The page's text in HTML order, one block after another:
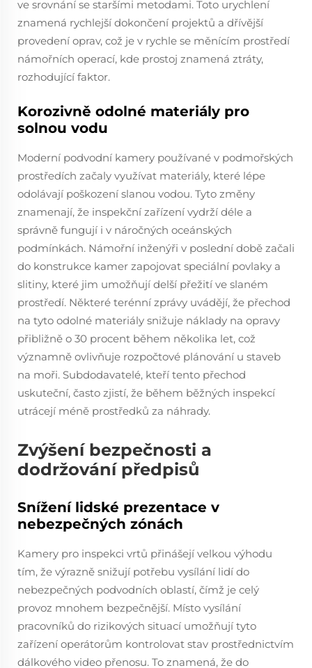
ve srovnání se staršími metodami. Toto urychlení
znamená rychlejší dokončení projektů a dřívější
provedení oprav, což je v rychle se měnícím prostředí
námořních operací, kde prostoj znamená ztráty,
rozhodující faktor.
Korozivně odolné materiály pro
solnou vodu
Moderní podvodní kamery používané v podmořských
prostředích začaly využívat materiály, které lépe
odolávají poškození slanou vodou. Tyto změny
znamenají, že inspekční zařízení vydrží déle a
správně fungují i v náročných oceánských
podmínkách. Námořní inženýři v poslední době začali
do konstrukce kamer zapojovat speciální povlaky a
slitiny, které jim umožňují delší přežití ve slaném
prostředí. Některé terénní zprávy uvádějí, že přechod
na tyto odolné materiály snižuje náklady na opravy
přibližně o 30 procent během několika let, což
významně ovlivňuje rozpočtové plánování u staveb
na moři. Subdodavatelé, kteří tento přechod
uskuteční, často zjistí, že během běžných inspekcí
utrácejí méně prostředků za náhrady.
Zvýšení bezpečnosti a
dodržování předpisů
Snížení lidské prezentace v
nebezpečných zónách
Kamery pro inspekci vrtů přinášejí velkou výhodu
tím, že výrazně snižují potřebu vysílání lidí do
nebezpečných podvodních oblastí, čímž je celý
provoz mnohem bezpečnější. Místo vysílání
pracovníků do rizikových situací umožňují tyto
zařízení operátorům kontrolovat stav prostřednictvím
dálkového video přenosu. To znamená, že do